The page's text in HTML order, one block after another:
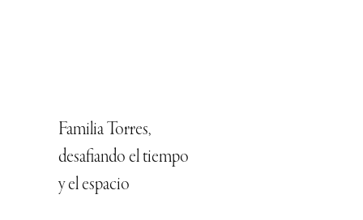
Familia Torres,
desafiando el tiempo
y el espacio